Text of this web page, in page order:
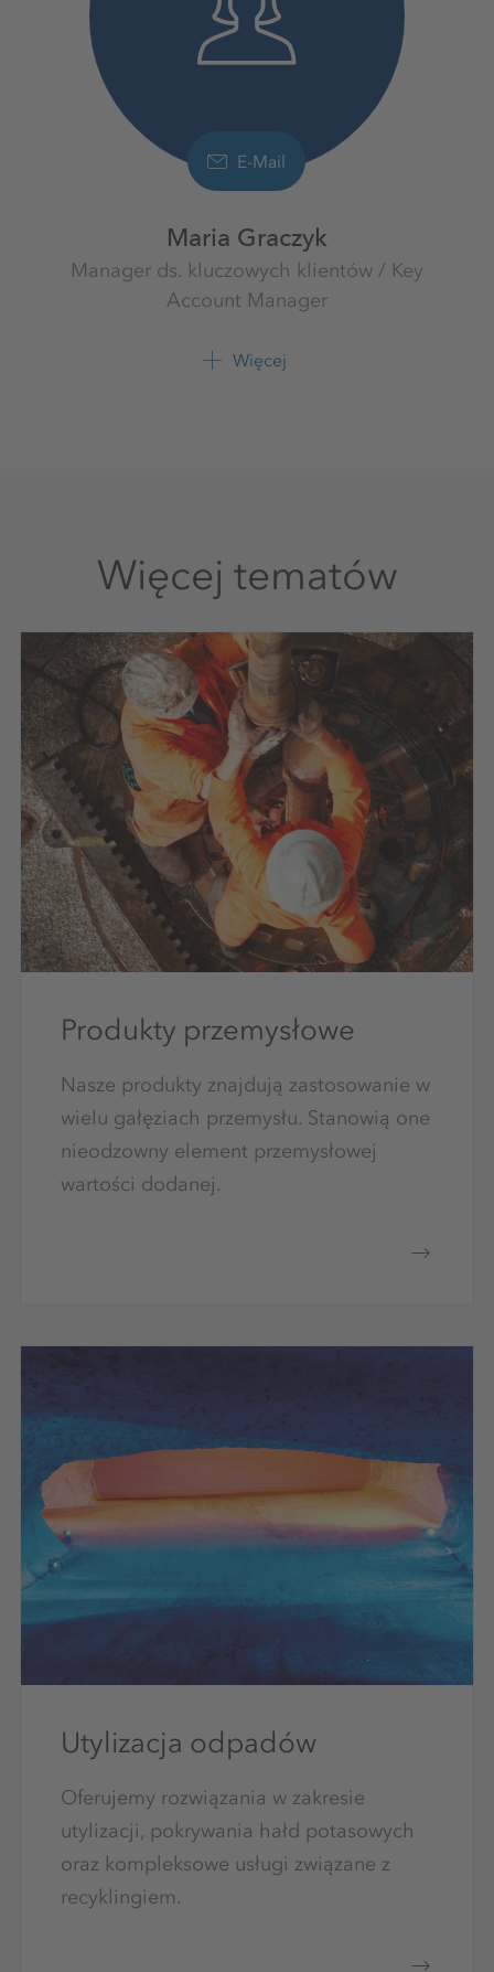
E-Mail
Maria Graczyk
Manager ds. kluczowych klientów / Key
Account Manager
K+S Polska sp. z o.o.
Więcej
Więcej tematów
Produkty przemysłowe
Nasze produkty znajdują zastosowanie w
wielu gałęziach przemysłu. Stanowią one
nieodzowny element przemysłowej
wartości dodanej.
Utylizacja odpadów
Oferujemy rozwiązania w zakresie
utylizacji, pokrywania hałd potasowych
oraz kompleksowe usługi związane z
recyklingiem.